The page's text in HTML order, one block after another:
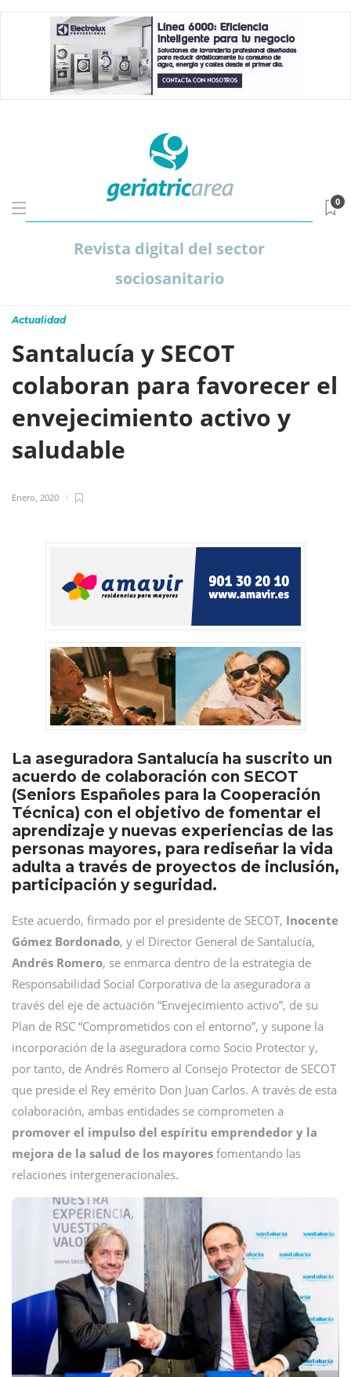
Revista digital del sector
sociosanitario
0
Actualidad
Santalucía y SECOT
colaboran para favorecer el
envejecimiento activo y
saludable
Enero, 2020
La aseguradora Santalucía ha suscrito un
acuerdo de colaboración con SECOT
(Seniors Españoles para la Cooperación
Técnica) con el objetivo de fomentar el
aprendizaje y nuevas experiencias de las
personas mayores, para rediseñar la vida
adulta a través de proyectos de inclusión,
participación y seguridad.
Este acuerdo, firmado por el presidente de SECOT, Inocente
Gómez Bordonado, y el Director General de Santalucía,
Andrés Romero, se enmarca dentro de la estrategia de
Responsabilidad Social Corporativa de la aseguradora a
través del eje de actuación “Envejecimiento activo”, de su
Plan de RSC “Comprometidos con el entorno”, y supone la
incorporación de la aseguradora como Socio Protector y,
por tanto, de Andrés Romero al Consejo Protector de SECOT
que preside el Rey emérito Don Juan Carlos. A través de esta
colaboración, ambas entidades se comprometen a
promover el impulso del espíritu emprendedor y la
mejora de la salud de los mayores fomentando las
relaciones intergeneracionales.